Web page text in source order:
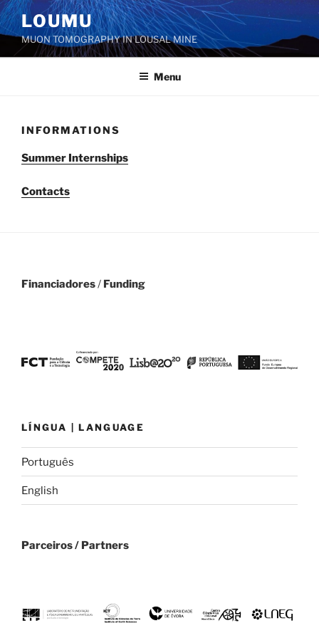
LOUMU
MUON TOMOGRAPHY IN LOUSAL MINE
Menu
INFORMATIONS
Summer Internships
Contacts
Financiadores/ Funding
LÍNGUA | LANGUAGE
Português
English
Parceiros / Partners